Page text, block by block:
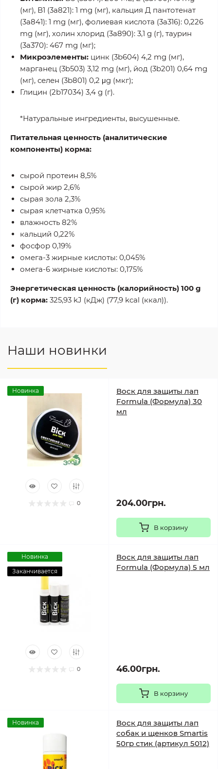
(мг), В1 (3а821): 1 mg (мг), кальция Д пантотенат
(3а841): 1 mg (мг), фолиевая кислота (3а316): 0,226
mg (мг), холин хлорид (3а890): 3,1 g (г), таурин
(3а370): 467 mg (мг);
Микроэлементы: цинк (3b604) 4,2 mg (мг),
марганец (3b503) 3,12 mg (мг), йод (3b201) 0,64 mg
(мг), селен (3b801) 0,2 μg (мкг);
Глицин (2b17034) 3,4 g (г).
*Натуральные ингредиенты, высушенные.
Питательная ценность (аналитические
компоненты) корма:
сырой протеин 8,5%
сырой жир 2,6%
сырая зола 2,3%
сырая клетчатка 0,95%
влажность 82%
кальций 0,22%
фосфор 0,19%
омега-3 жирные кислоты: 0,045%
омега-6 жирные кислоты: 0,175%
Энергетическая ценность (калорийность) 100 g
(г) корма: 325,93 kJ (кДж) (77,9 kcal (ккал)).
Наши новинки
Новинка
0
Воск для защиты лап
Formula (Формула) 30
мл
204.00грн.
В корзину
Новинка
Заканчивается
0
Воск для защиты лап
Formula (Формула) 5 мл
46.00грн.
В корзину
Новинка
Воск для защиты лап
собак и щенков Smartis
50гр стик (артикул 5012)